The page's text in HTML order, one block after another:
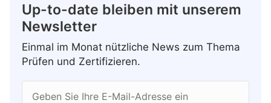
Up-to-date bleiben mit unserem
Newsletter
Einmal im Monat nützliche News zum Thema
Prüfen und Zertifizieren.
Geben Sie Ihre E-Mail-Adresse ein